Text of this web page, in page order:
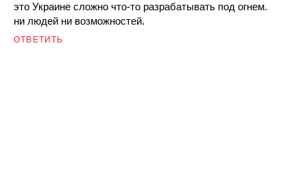
это Украине сложно что-то разрабатывать под огнем.
ни людей ни возможностей.
ОТВЕТИТЬ